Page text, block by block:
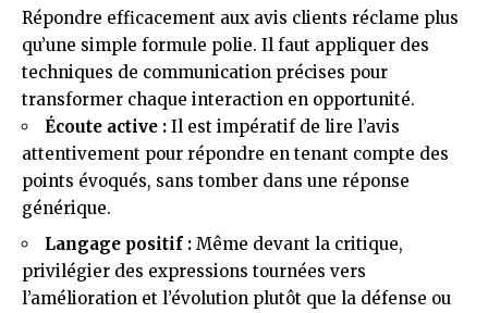
Répondre efficacement aux avis clients réclame plus
qu’une simple formule polie. Il faut appliquer des
techniques de communication précises pour
transformer chaque interaction en opportunité.
Écoute active : Il est impératif de lire l’avis
attentivement pour répondre en tenant compte des
points évoqués, sans tomber dans une réponse
générique.
Langage positif : Même devant la critique,
privilégier des expressions tournées vers
l’amélioration et l’évolution plutôt que la défense ou